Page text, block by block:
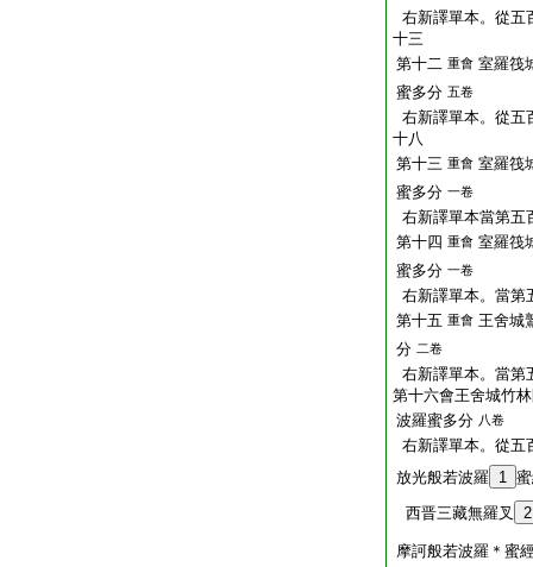
右新譯單本。從五
十三
第十二 重會 室羅筏
蜜多分 五卷
右新譯單本。從五
十八
第十三 重會 室羅筏
蜜多分 一卷
右新譯單本當第五
第十四 重會 室羅筏
蜜多分 一卷
右新譯單本。當第
第十五 重會 王舍城
分 二卷
右新譯單本。當第
第十六會王舍城竹
波羅蜜多分 八卷
右新譯單本。從五
放光般若波羅 1
西晋三藏無羅叉
2
摩訶般若波羅＊蜜